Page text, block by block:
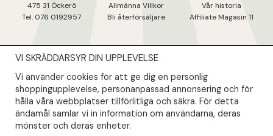
475 31 Öckerö
Tel. 076 0192957
Allmänna Villkor
Bli återförsäljare
Vår historia
Affiliate Magasin 11
NYHETSBREV
Såklart skall du ta del av våra bästa erbjudanden & nyheter!
Din mail kommer endast användas till våra nyhetsbrev.
VI SKRÄDDARSYR DIN UPPLEVELSE
Vi använder cookies för att ge dig en personlig
shoppingupplevelse, personanpassad annonsering och för
hålla våra webbplatser tillförlitliga och säkra. För detta
ändamål samlar vi in information om användarna, deras
mönster och deras enheter.